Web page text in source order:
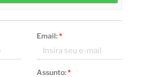
Email:*
Assunto:*